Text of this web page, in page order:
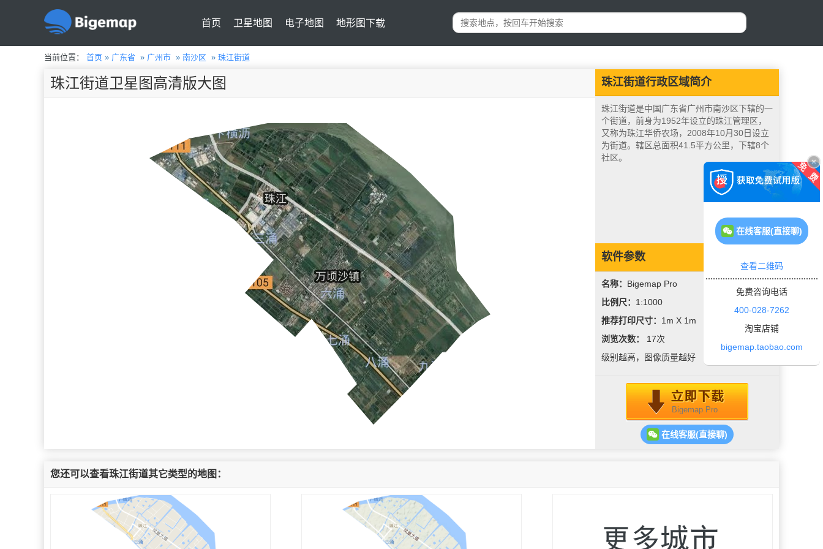
首页 卫星地图 电子地图 地形图下载
当前位置： 首页 » 广东省 » 广州市 » 南沙区 » 珠江街道
珠江街道行政区域简介
珠江街道是中国广东省广州市南沙区下辖的一
个街道，前身为1952年设立的珠江管理区，
又称为珠江华侨农场，2008年10月30日设立
为街道。辖区总面积41.5平方公里，下辖8个
社区。
软件参数
名称： Bigemap Pro
比例尺： 1:1000
推荐打印尺寸： 1m X 1m
浏览次数： 17次
级别越高，图像质量越好
Bigemap Pro
在线客服(直接聊)
珠江街道卫星图高清版大图
您还可以查看珠江街道其它类型的地图：
在线客服(直接聊)
查看二维码
免费咨询电话
400-028-7262
淘宝店铺
bigemap.taobao.com